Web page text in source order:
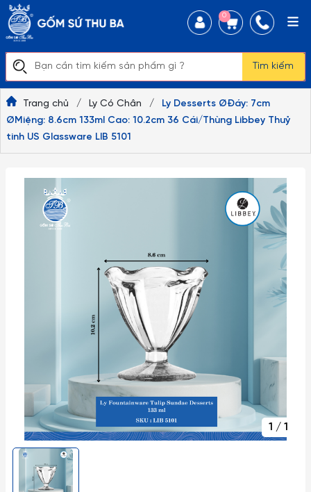
Tìm kiếm
0
Trang chủ / Ly Có Chân /
Ly Desserts ØĐáy: 7cm
ØMiệng: 8.6cm 133ml Cao: 10.2cm 36 Cái/Thùng Libbey Thuỷ
tinh US Glassware LIB 5101
1 / 1